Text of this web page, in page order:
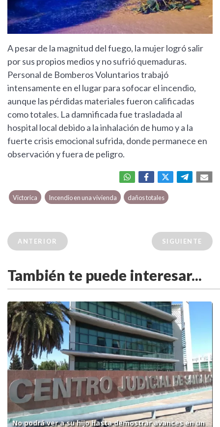
A pesar de la magnitud del fuego, la mujer logró salir
por sus propios medios y no sufrió quemaduras.
Personal de Bomberos Voluntarios trabajó
intensamente en el lugar para sofocar el incendio,
aunque las pérdidas materiales fueron calificadas
como totales. La damnificada fue trasladada al
hospital local debido a la inhalación de humo y a la
fuerte crisis emocional sufrida, donde permanece en
observación y fuera de peligro.
Victorica Incendio en una vivienda daños totales
ANTERIOR SIGUIENTE
También te puede interesar...
No podrá ver a su hijo hasta demostrar avances en un